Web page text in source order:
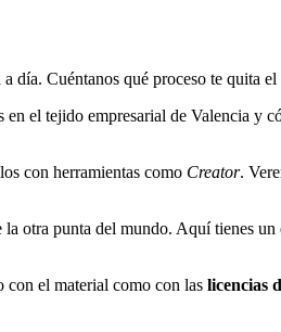
día. Cuéntanos qué proceso te quita
en el tejido empresarial de Valencia y
con herramientas como Creator.
la otra punta del mundo. Aquí tienes
con el material como con las licencias